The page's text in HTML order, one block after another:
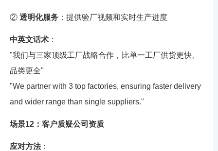
② 透明化服务 ：提供验厂视频和实时生产进度
中英文话术 ：
"我们与三家顶级工厂战略合作，比单一工厂供货更快、
品类更全"
"We partner with 3 top factories, ensuring faster delivery
and wider range than single suppliers."
场景12：客户质疑公司资质
应对方法：